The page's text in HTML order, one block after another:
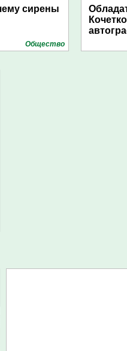
сирены
Общество